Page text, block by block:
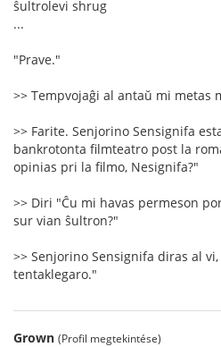
ŝultrolevi shrug
...
"Prave."
>> Tempvojaĝi al antaŭ mi metas
>> Farite. Senjorino Sensignifa
bankrotonta filmteatro post la
opinias pri la filmo, Nesignifa?"
>> Diri "Ĉu mi havas permeson
sur vian ŝultron?"
>> Senjorino Sensignifa diras al
tentaklegaro."
Grown (Profil megtekintése)